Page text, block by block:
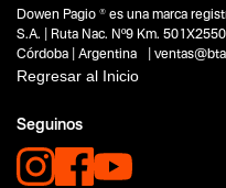
Capacidad
12V
Funcion o uso
Tecnologia
No items found.
Dowen Pagio ® es una marca
S.A. | Ruta Nac. Nº9 Km.
Córdoba | Argentina |
Regresar al Inicio
Seguinos